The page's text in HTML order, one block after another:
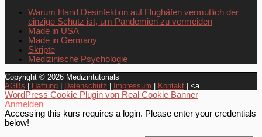
Warum Hand Desinfektion auf Flughäfen vermutlich der
einzige Schutz ist, um Pandemien zu vermeiden
Made in USA
Made in Germany
Skripte
Medizinische Psychologie
Copyright © 2026 Medizintutorials
AGBs
Haftung Datenschutz Impressum Kontakt | <a
WordPress Cookie Plugin von Real Cookie Banner
Anmelden
Accessing this kurs requires a login. Please enter your credentials
below!